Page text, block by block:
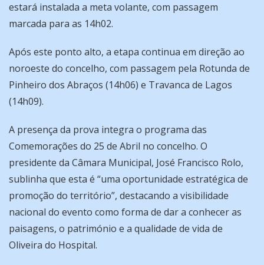
estará instalada a meta volante, com passagem
marcada para as 14h02.
Após este ponto alto, a etapa continua em direção ao
noroeste do concelho, com passagem pela Rotunda de
Pinheiro dos Abraços (14h06) e Travanca de Lagos
(14h09).
A presença da prova integra o programa das
Comemorações do 25 de Abril no concelho. O
presidente da Câmara Municipal, José Francisco Rolo,
sublinha que esta é “uma oportunidade estratégica de
promoção do território”, destacando a visibilidade
nacional do evento como forma de dar a conhecer as
paisagens, o património e a qualidade de vida de
Oliveira do Hospital.